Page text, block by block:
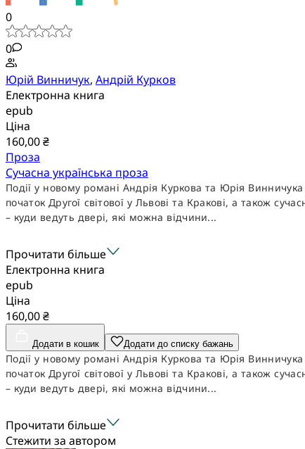
0
0
Юрій Винничук, Андрій Курков
Електронна книга
epub
Ціна
160,00 ₴
Проза
Сучасна українська проза
Події у новому романі Андрія Куркова та Юрія
початок Другої світової у Львові та Кракові, а також
– куди ведуть двері, які можна відчини...
Прочитати більше
Електронна книга
epub
Ціна
160,00 ₴
Додати в кошик Додати до списку бажань
Події у новому романі Андрія Куркова та Юрія
початок Другої світової у Львові та Кракові, а також
– куди ведуть двері, які можна відчини...
Прочитати більше
Стежити за автором